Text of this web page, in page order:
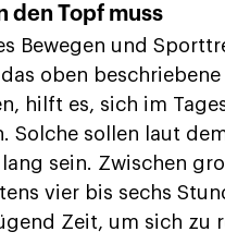
den Topf muss
Bewegen und
oben
hilft es, sich im
Solche sollen laut
sein. Zwischen
vier bis sechs
Zeit, um sich zu